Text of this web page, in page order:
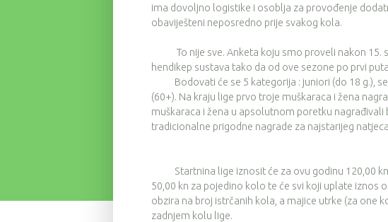
ima dovoljno logistike i osoblja za provođenje
obaviješteni neposredno prije svakog kola.
To nije sve. Anketa koju smo proveli nakon 15.
hendikep sustava tako da od ove sezone po prvi
Bodovati će se 5 kategorija : juniori (do 18 g.),
(60+). Na kraju lige prvo troje muškaraca i žena
muškaraca i žena u apsolutnom poretku
tradicionalne prigodne nagrade za najstarijeg
Startnina lige iznosit će za ovu godinu 120,00 kn
50,00 kn za pojedino kolo te će svi koji uplate iznos
obzira na broj istrčanih kola, a majice utrke (za one
zadnjem kolu lige.